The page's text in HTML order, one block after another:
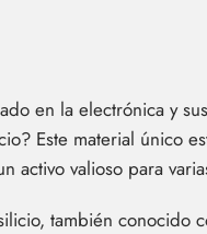
en la electrónica y
Este material único
activo valioso para
también conocido